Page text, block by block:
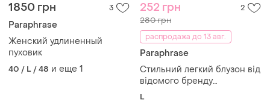
1850 грн 3
Paraphrase
Женский удлиненный
пуховик
40 / L / 48 и еще 1
252 грн 2
280 грн
распродажа до 13 авг.
Paraphrase
Стильний легкий блузон від
відомого бренду
paraphrase
L